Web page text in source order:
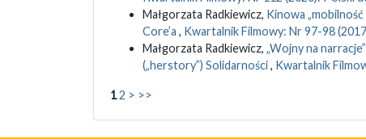
Małgorzata Radkiewicz, Kinowa
Core’a , Kwartalnik Filmowy: Nr 97-98
Małgorzata Radkiewicz, „Wojny na
(„herstory”) Solidarności, Kwartalnik
1 2 > >>